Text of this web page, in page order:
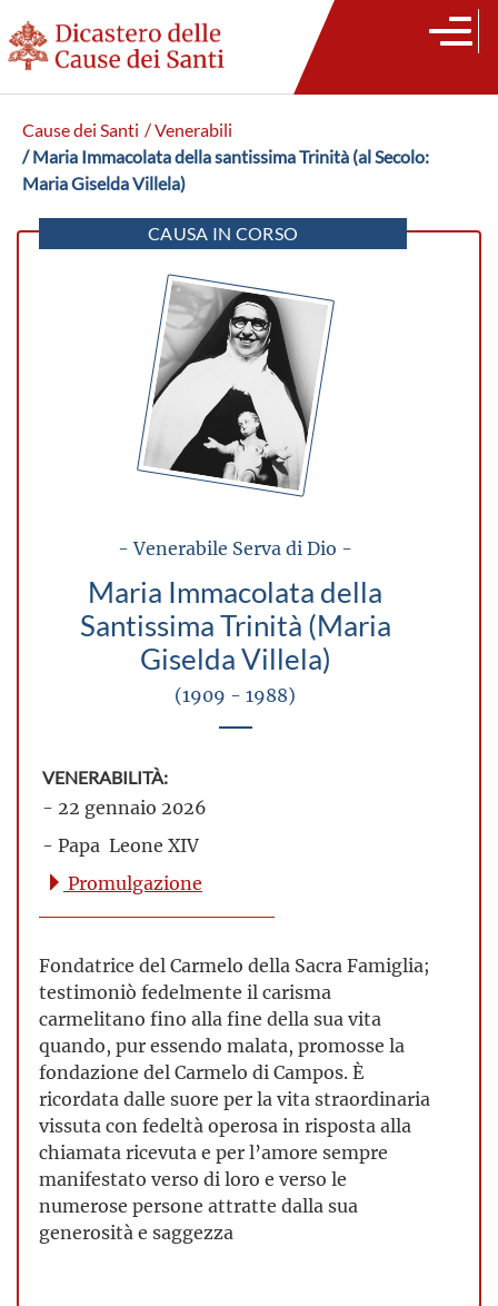
Cause dei Santi / Venerabili
/ Maria Immacolata della santissima Trinità (al Secolo:
Maria Giselda Villela)
CAUSA IN CORSO
- Venerabile Serva di Dio -
Maria Immacolata della
Santissima Trinità (Maria
Giselda Villela)
(1909 - 1988)
VENERABILITÀ:
- 22 gennaio 2026
- Papa Leone XIV
Promulgazione
Fondatrice del Carmelo della Sacra Famiglia;
testimoniò fedelmente il carisma
carmelitano fino alla fine della sua vita
quando, pur essendo malata, promosse la
fondazione del Carmelo di Campos. È
ricordata dalle suore per la vita straordinaria
vissuta con fedeltà operosa in risposta alla
chiamata ricevuta e per l’amore sempre
manifestato verso di loro e verso le
numerose persone attratte dalla sua
generosità e saggezza